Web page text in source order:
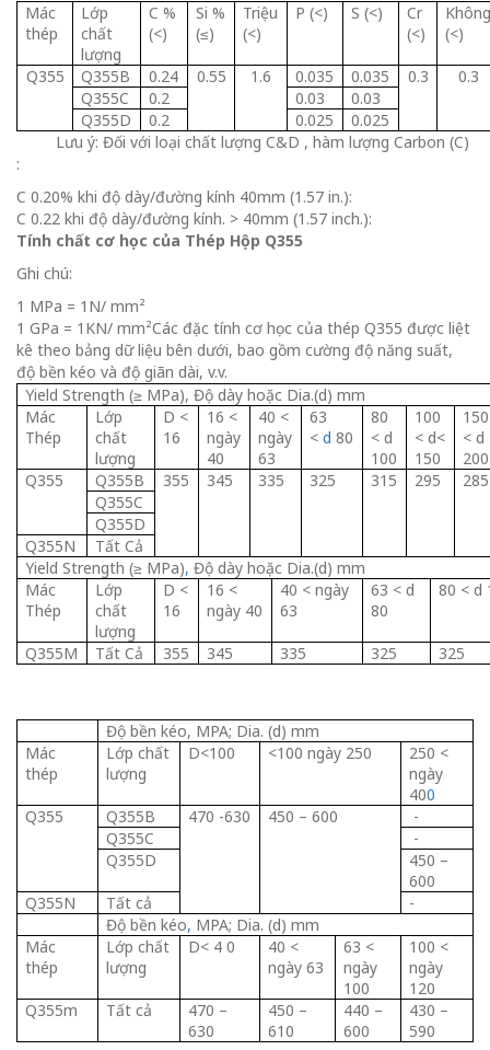
Mác
thép
Lớp
chất
lượng
C %
(<)
Si %
(≤)
Triệu
(<)
P (<) S (<)
Cr
(<)
(<)
Q355 Q355B 0.24 0.55 1.6 0.035 0.035 0.3
0.3
Q355C
0.2 0.03 0.03
Q355D
0.2 0.025
0.025
Lưu ý: Đối với loại chất lượng C&D , hàm lượng Carbon (C)
:
C 0.20% khi độ dày/đường kính 40mm (1.57 in.):
C 0.22 khi độ dày/đường kính. > 40mm (1.57 inch.):
Tính chất cơ học của Thép Hộp Q355
Ghi chú:
1 MPa = 1N/ mm²
1 GPa = 1KN/ mm²Các đặc tính cơ học của thép Q355 được liệt
kê theo bảng dữ liệu bên dưới, bao gồm cường độ năng suất,
độ bền kéo và độ giãn dài, v.v.
Yield Strength (≥ MPa), Độ dày hoặc Dia.(d) mm
Mác
Thép
Lớp
chất
lượng
D <
16
16 <
ngày
40
40 <
ngày
63
63
< d 80
80
< d
100
100
< d<
150
< d
200
Q355
Q355B 355 345 335 325 315 295
285
Q355C
Q355D
Q355N
Tất Cả
Yield Strength (≥ MPa), Độ dày hoặc Dia.(d) mm
Mác
Thép
Lớp
chất
lượng
D <
16
16 <
ngày 40
40 < ngày
63
63 < d
80
80 < d
Q355M Tất Cả 355 345 335 325 325
Độ bền kéo, MPA; Dia. (d) mm
Mác
thép
Lớp chất
lượng
D<100 <100 ngày 250
250 <
ngày
400
Q355
Q355B 470 -630 450 – 600
-
Q355C
-
Q355D
450 –
600
Q355N
Tất cả
-
Độ bền kéo, MPA; Dia. (d) mm
Mác
thép
Lớp chất
lượng
D< 4 0
40 <
ngày 63
63 <
ngày
100
100 <
ngày
120
Q355m
Tất cả
470 –
630
450 –
610
440 –
600
430 –
590